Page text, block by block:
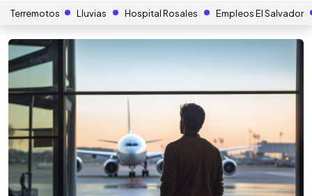
Terremotos Lluvias Hospital Rosales Empleos El Salvador